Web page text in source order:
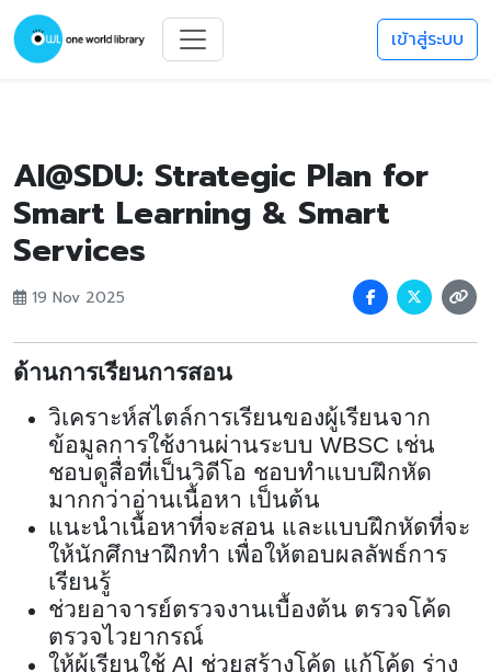
เข้าสู่ระบบ
AI@SDU: Strategic Plan for
Smart Learning & Smart
Services
19 Nov 2025
ด้านการเรียนการสอน
วิเคราะห์สไตล์การเรียนของผู้เรียนจาก
ข้อมูลการใช้งานผ่านระบบ WBSC เช่น
ชอบดูสื่อที่เป็นวิดีโอ ชอบทำแบบฝึกหัด
มากกว่าอ่านเนื้อหา เป็นต้น
แนะนำเนื้อหาที่จะสอน และแบบฝึกหัดที่จะ
ให้นักศึกษาฝึกทำ เพื่อให้ตอบผลลัพธ์การ
เรียนรู้
ช่วยอาจารย์ตรวจงานเบื้องต้น ตรวจโค้ด
ตรวจไวยากรณ์
ให้ผู้เรียนใช้ AI ช่วยสร้างโค้ด แก้โค้ด ร่าง